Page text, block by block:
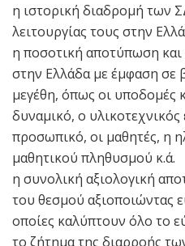
η ιστορική διαδρομή των
λειτουργίας τους στην
η ποσοτική αποτύπωση
στην Ελλάδα με έμφαση σε
μεγέθη, όπως οι υποδομές
δυναμικό, ο
προσωπικό, οι μαθητές, η
μαθητικού πληθυσμού κ.ά.
η συνολική αξιολογική
του θεσμού αξιοποιώντας
οποίες καλύπτουν όλο το
το ζήτημα της διαρροής